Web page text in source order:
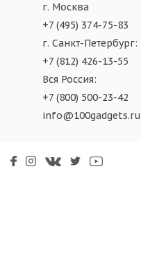
г. Москва
+7 (495) 374-75-83
г. Санкт-Петербург:
+7 (812) 426-13-55
Вся Россия:
+7 (800) 500-23-42
info@100gadgets.ru